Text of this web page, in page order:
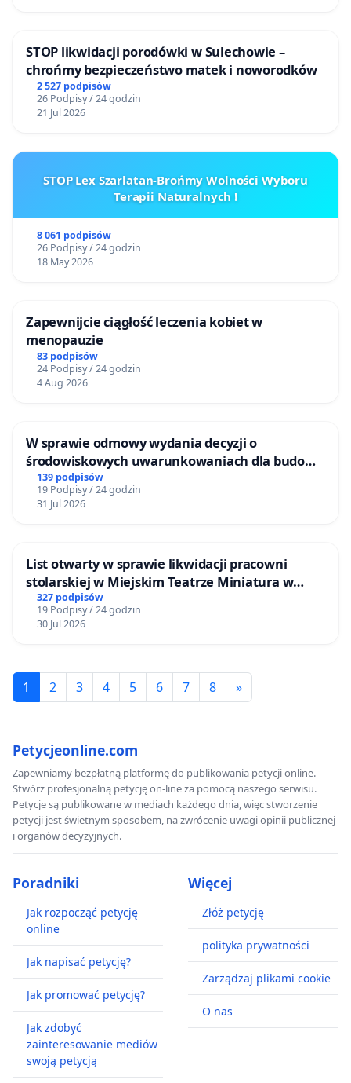
STOP likwidacji porodówki w Sulechowie –
chrońmy bezpieczeństwo matek i noworodków
2 527 podpisów
26 Podpisy / 24 godzin
21 Jul 2026
STOP Lex Szarlatan-Brońmy Wolności Wyboru
Terapii Naturalnych !
8 061 podpisów
26 Podpisy / 24 godzin
18 May 2026
Zapewnijcie ciągłość leczenia kobiet w
menopauzie
83 podpisów
24 Podpisy / 24 godzin
4 Aug 2026
W sprawie odmowy wydania decyzji o
środowiskowych uwarunkowaniach dla budowy
zakładu wytwarzania biometanu „Krynki” w
Ostrowiu Południowym oraz ochrony
mieszkańców i Puszczy Knyszyńskiej
139 podpisów
19 Podpisy / 24 godzin
31 Jul 2026
List otwarty w sprawie likwidacji pracowni
stolarskiej w Miejskim Teatrze Miniatura w
Gdańsku
327 podpisów
19 Podpisy / 24 godzin
30 Jul 2026
1 2 3 4 5 6 7 8 »
Petycjeonline.com
Zapewniamy bezpłatną platformę do publikowania petycji online.
Stwórz profesjonalną petycję on-line za pomocą naszego serwisu.
Petycje są publikowane w mediach każdego dnia, więc stworzenie
petycji jest świetnym sposobem, na zwrócenie uwagi opinii publicznej
i organów decyzyjnych.
Poradniki
Jak rozpocząć petycję
online
Jak napisać petycję?
Jak promować petycję?
Jak zdobyć
zainteresowanie mediów
swoją petycją
Więcej
Złóż petycję
polityka prywatności
Zarządzaj plikami cookie
O nas